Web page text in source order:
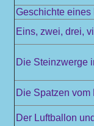
Geschichte eines
Eins, zwei, drei,
Die Steinzwerge
Die Spatzen vom
Der Luftballon